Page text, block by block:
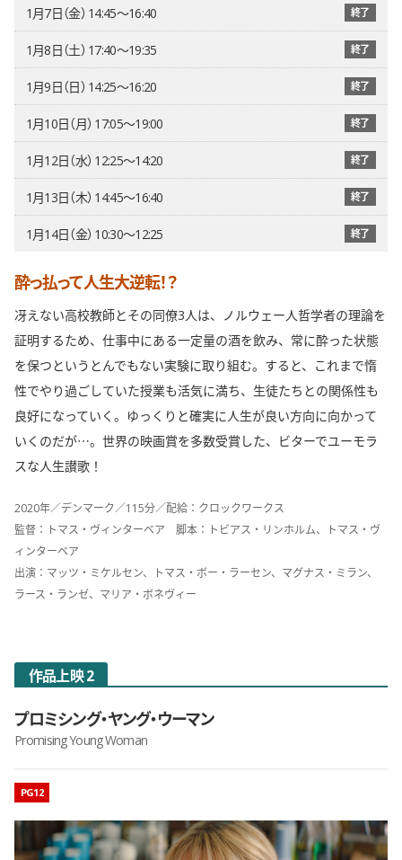
1月7日（金） 14:45〜16:40 終了
1月8日（土） 17:40〜19:35 終了
1月9日（日） 14:25〜16:20 終了
1月10日（月） 17:05〜19:00 終了
1月12日（水） 12:25〜14:20 終了
1月13日（木） 14:45〜16:40 終了
1月14日（金） 10:30〜12:25 終了
酔っ払って人生大逆転！？
冴えない高校教師とその同僚3人は、ノルウェー人哲学者の理論を
証明するため、仕事中にある一定量の酒を飲み、常に酔った状態
を保つというとんでもない実験に取り組む。すると、これまで惰
性でやり過ごしていた授業も活気に満ち、生徒たちとの関係性も
良好になっていく。ゆっくりと確実に人生が良い方向に向かって
いくのだが…。世界の映画賞を多数受賞した、ビターでユーモラ
スな人生讃歌！
2020年／デンマーク／115分／配給：クロックワークス
監督：トマス・ヴィンターベア 脚本：トビアス・リンホルム、トマス・ヴ
ィンターベア
出演：マッツ・ミケルセン、トマス・ボー・ラーセン、マグナス・ミラン、
ラース・ランゼ、マリア・ボネヴィー
作品上映 2
プロミシング・ヤング・ウーマン
Promising Young Woman
映画のレーティング
PG12